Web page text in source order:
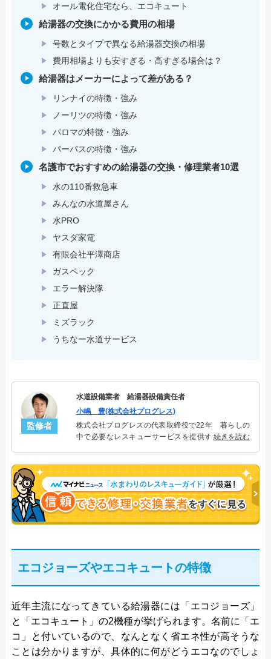
オール電化住宅なら、エコキュート
給湯器の交換にかかる費用の相場
号数とタイプで異なる給湯器交換の相場
費用相場よりも安すぎる・高すぎる場合は？
給湯器はメーカーによって差がある？
リンナイの特徴・強み
ノーリツの特徴・強み
パロマの特徴・強み
パーパスの特徴・強み
名護市でおすすめの給湯器の交換・修理業者10選
水の110番救急車
みんなの水道屋さん
水PRO
ヤスダ家電
有限会社平澤商店
ガスペック
エラー解決隊
正直屋
ミズラック
うちなー水道サービス
監修者
水道設備業者 給湯器設備責任者
小嶋 豊(株式会社プログレス)
株式会社プログレスの代表取締役で22年 暮らしの
中で必要なレスキューサービスを提供する株式会社
決。多くのお客様に信頼される「給湯器」のスペシ
ャリスト。
続きを読む
エコジョーズやエコキュートの特徴
近年主流になってきている給湯器には「エコジョーズ」
と「エコキュート」の2機種が挙げられます。名前に「エ
コ」と付いているので、なんとなく省エネ性が高そうな
ことは分かりますが、具体的に何がどうエコなのでしょ